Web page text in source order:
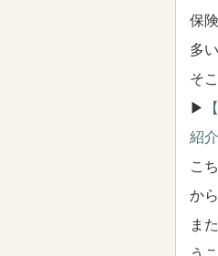
保
多
そ
▶
紹
こ
か
ま